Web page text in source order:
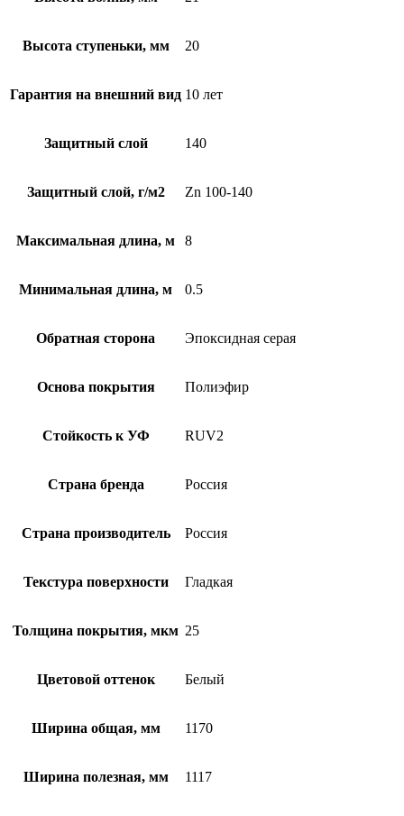
Высота ступеньки, мм 20
Гарантия на внешний вид 10 лет
Защитный слой 140
Защитный слой, г/м2 Zn 100-140
Максимальная длина, м 8
Минимальная длина, м 0.5
Обратная сторона Эпоксидная серая
Основа покрытия Полиэфир
Стойкость к УФ RUV2
Страна бренда Россия
Страна производитель Россия
Текстура поверхности Гладкая
Толщина покрытия, мкм 25
Цветовой оттенок Белый
Ширина общая, мм 1170
Ширина полезная, мм 1117